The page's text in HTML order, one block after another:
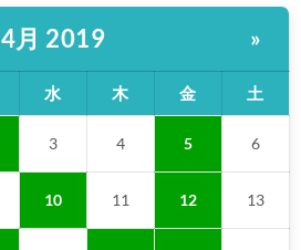
4月 2019 »
水 木 金 土
3 4 5 6
10 11 12 13